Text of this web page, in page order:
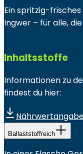
Ein spritzig-
Ingwer – für alle,
Inhaltsstoffe
Informationen zu
findest du hier:
Ballaststoffreich